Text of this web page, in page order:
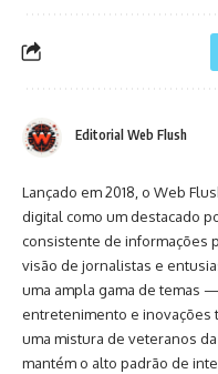
Editorial Web Flush
Lançado em 2018, o Web
digital como um destacado
consistente de informações
visão de jornalistas e
uma ampla gama de temas
entretenimento e inovações
uma mistura de veteranos
mantém o alto padrão de